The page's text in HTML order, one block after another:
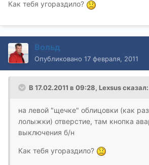
Как тебя угораздило?
Вольд
Опубликовано 17 февраля, 2011
В 17.02.2011 в 09:28, Lexsus сказал:
на левой "щечке" облицовки (как
лолыжки) отверстие, там кнопка
выключения б/н
Как тебя угораздило?